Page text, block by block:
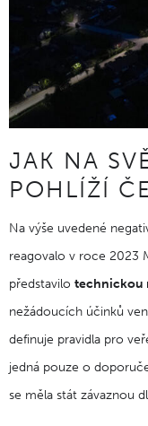
JAK NA
POHLÍŽÍ
Na výše uvedené
reagovalo v roce 2023
představilo technickou
nežádoucích účinků
definuje pravidla pro
jedná pouze o
se měla stát závaznou